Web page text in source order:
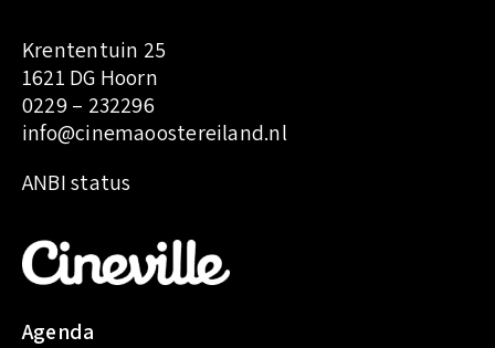
Krententuin 25
1621 DG Hoorn
0229 – 232296
info@cinemaoostereiland.nl
ANBI status:
e
g
Agenda